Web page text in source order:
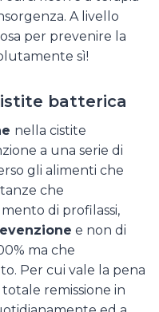
A livello
per prevenire la
sì!
batterica
nella cistite
a una serie di
gli alimenti che
che
di profilassi,
e non di
ma che
Per cui vale la pena
totale remissione in